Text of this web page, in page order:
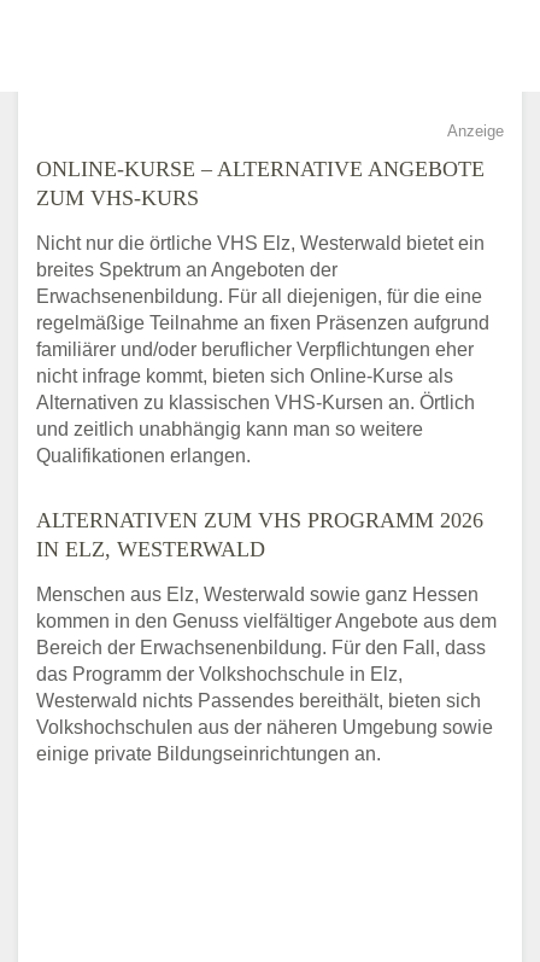
Anzeige
ONLINE-KURSE – ALTERNATIVE ANGEBOTE
ZUM VHS-KURS
Nicht nur die örtliche VHS Elz, Westerwald bietet ein
breites Spektrum an Angeboten der
Erwachsenenbildung. Für all diejenigen, für die eine
regelmäßige Teilnahme an fixen Präsenzen aufgrund
familiärer und/oder beruflicher Verpflichtungen eher
nicht infrage kommt, bieten sich Online-Kurse als
Alternativen zu klassischen VHS-Kursen an. Örtlich
und zeitlich unabhängig kann man so weitere
Qualifikationen erlangen.
ALTERNATIVEN ZUM VHS PROGRAMM 2026
IN ELZ, WESTERWALD
Menschen aus Elz, Westerwald sowie ganz Hessen
kommen in den Genuss vielfältiger Angebote aus dem
Bereich der Erwachsenenbildung. Für den Fall, dass
das Programm der Volkshochschule in Elz,
Westerwald nichts Passendes bereithält, bieten sich
Volkshochschulen aus der näheren Umgebung sowie
einige private Bildungseinrichtungen an.